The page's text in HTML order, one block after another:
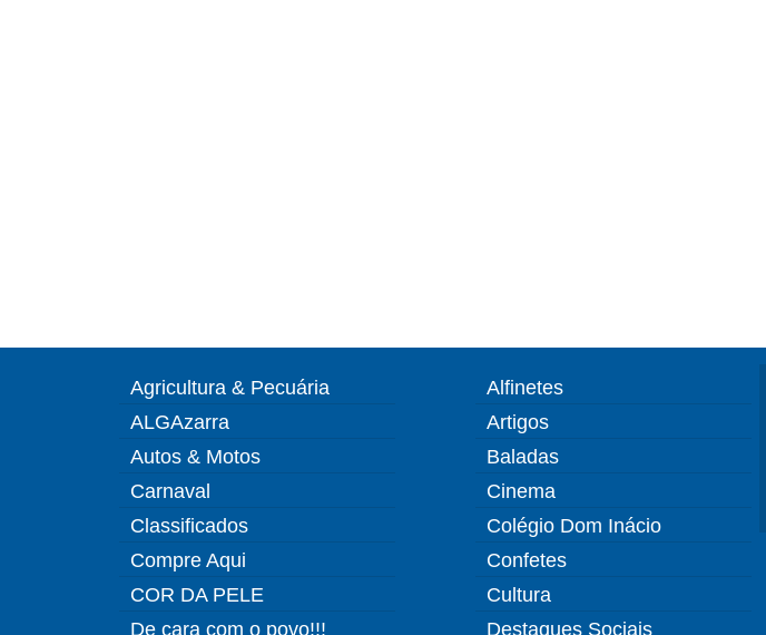
Agricultura & Pecuária
ALGAzarra
Autos & Motos
Carnaval
Classificados
Compre Aqui
COR DA PELE
De cara com o povo!!!
Alfinetes
Artigos
Baladas
Cinema
Colégio Dom Inácio
Confetes
Cultura
Destaques Sociais